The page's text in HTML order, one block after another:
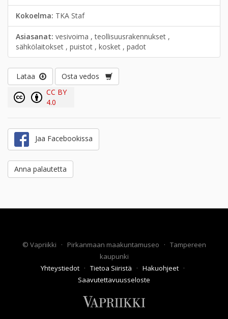
Kokoelma: TKA Staf
Asiasanat: vesivoima , teollisuusrakennukset ,
sähkölaitokset , puistot , kosket , padot
Lataa
Osta vedos
CC BY
4.0
Jaa Facebookissa
Anna palautetta
© Vapriikki · Pirkanmaan maakuntamuseo · Tampereen
kaupunki
Yhteystiedot · Tietoa Siiristä · Hakuohjeet ·
Saavutettavuusseloste